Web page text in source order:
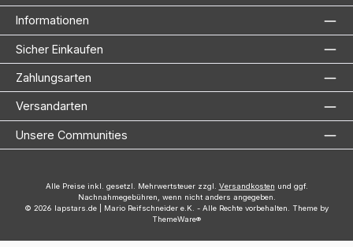
Informationen
Sicher Einkaufen
Zahlungsarten
Versandarten
Unsere Communities
Alle Preise inkl. gesetzl. Mehrwertsteuer zzgl. Versandkosten und ggf.
Nachnahmegebühren, wenn nicht anders angegeben.
© 2026 lapstars.de | Mario Reifschneider e.K. - Alle Rechte vorbehalten. Theme by
ThemeWare®